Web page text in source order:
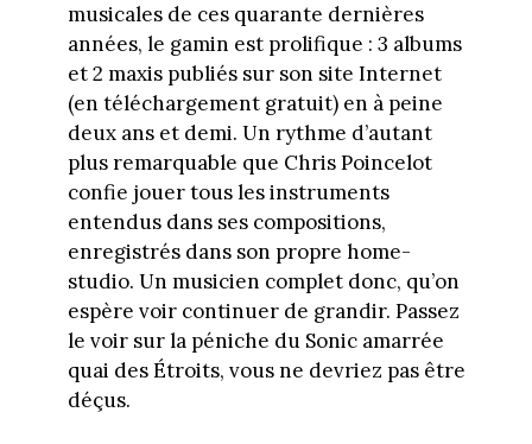
musicales de ces quarante dernières
années, le gamin est prolifique : 3 albums
et 2 maxis publiés sur son site Internet
(en téléchargement gratuit) en à peine
deux ans et demi. Un rythme d’autant
plus remarquable que Chris Poincelot
confie jouer tous les instruments
entendus dans ses compositions,
enregistrés dans son propre home-
studio. Un musicien complet donc, qu’on
espère voir continuer de grandir. Passez
le voir sur la péniche du Sonic amarrée
quai des Étroits, vous ne devriez pas être
déçus.